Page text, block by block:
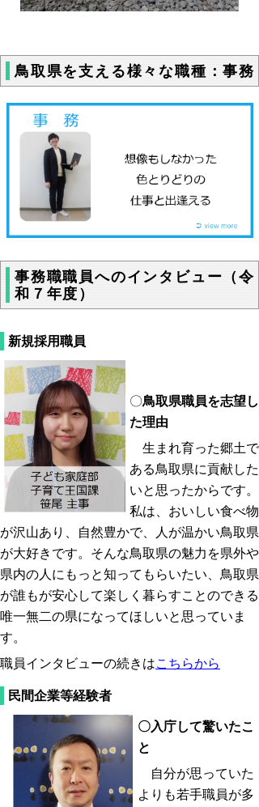
鳥取県を支える様々な職種：事務
事務職職員へのインタビュー（令
和７年度）
新規採用職員
〇鳥取県職員を志望し
た理由
生まれ育った郷土で
ある鳥取県に貢献した
いと思ったからです。
私は、おいしい食べ物
が沢山あり、自然豊かで、人が温かい鳥取県
が大好きです。そんな鳥取県の魅力を県外や
県内の人にもっと知ってもらいたい、鳥取県
が誰もが安心して楽しく暮らすことのできる
唯一無二の県になってほしいと思っていま
す。
職員インタビューの続きはこちらから
民間企業等経験者
〇入庁して驚いたこ
と
自分が思っていた
よりも若手職員が多